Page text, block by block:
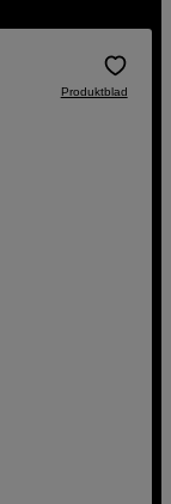
Produktblad